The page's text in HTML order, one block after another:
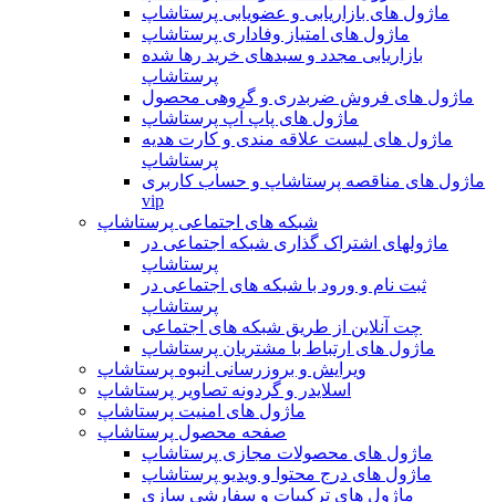
ماژول های بازاریابی و عضویابی پرستاشاپ
ماژول های امتیاز وفاداری پرستاشاپ
بازاریابی مجدد و سبدهای خرید رها شده
پرستاشاپ
ماژول های فروش ضربدری و گروهی محصول
ماژول های پاپ آپ پرستاشاپ
ماژول های لیست علاقه مندی و کارت هدیه
پرستاشاپ
ماژول های مناقصه پرستاشاپ و حساب کاربری
vip
شبکه های اجتماعی پرستاشاپ
ماژولهای اشتراک‌ گذاری شبکه اجتماعی در
پرستاشاپ
ثبت نام و ورود با شبکه های اجتماعی در
پرستاشاپ
چت آنلاین از طریق شبکه های اجتماعی
ماژول های ارتباط با مشتریان پرستاشاپ
ویرایش و بروزرسانی انبوه پرستاشاپ
اسلایدر و گردونه تصاویر پرستاشاپ
ماژول های امنیت پرستاشاپ
صفحه محصول پرستاشاپ
ماژول های محصولات مجازی پرستاشاپ
ماژول های درج محتوا و ویدیو پرستاشاپ
ماژول های ترکیبات و سفارشی سازی